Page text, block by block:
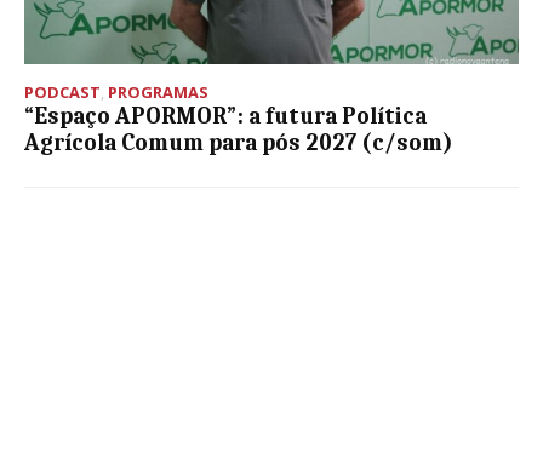
PODCAST, PROGRAMAS
“Espaço APORMOR”: a futura Política
Agrícola Comum para pós 2027 (c/som)